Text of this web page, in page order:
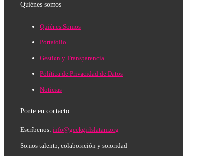
Quiénes somos
Quiénes Somos
Portafolio
Gestión y Transparencia
Política de Privacidad de Datos
Noticias
Ponte en contacto
Escríbenos: info@geekgirlslatam.org
Somos talento, colaboración y sororidad